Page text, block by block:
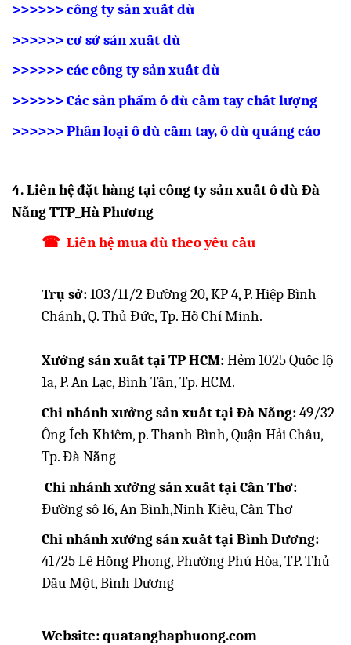
>>>>>>công ty sản xuất dù
>>>>>>cơ sở sản xuất dù
>>>>>>các công ty sản xuất dù
>>>>>> Các sản phẩm ô dù cầm tay chất lượng
>>>>>> Phân loại ô dù cầm tay, ô dù quảng cáo
4. Liên hệ đặt hàng tại công ty sản xuất ô dù Đà
Nẵng TTP_Hà Phương
☎ Liên hệ mua dù theo yêu cầu
Trụ sở:103/11/2 Đường 20, KP 4, P. Hiệp Bình
Chánh, Q. Thủ Đức, Tp. Hồ Chí Minh.
Xưởng sản xuất tại TP HCM:Hẻm 1025 Quốc lộ
1a, P. An Lạc, Bình Tân, Tp. HCM.
Chi nhánh xưởng sản xuất tại Đà Nẵng:49/32
Ông Ích Khiêm, p. Thanh Bình, Quận Hải Châu,
Tp. Đà Nẵng
Chi nhánh xưởng sản xuất tại Cần Thơ:
Đường số 16, An Bình,Ninh Kiều, Cần Thơ
Chi nhánh xưởng sản xuất tại Bình Dương:
41/25 Lê Hồng Phong, Phường Phú Hòa, TP. Thủ
Dầu Một, Bình Dương
Website: quatanghaphuong.com